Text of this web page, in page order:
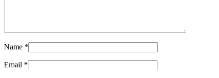
Name *
Email *